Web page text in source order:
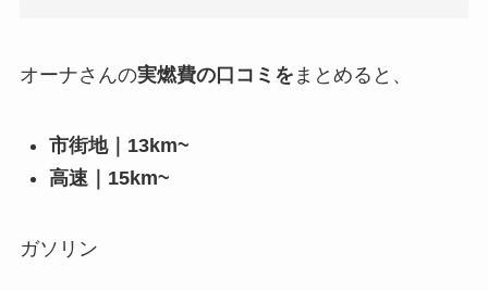
オーナさんの実燃費の口コミを まとめると、
市街地｜13km~
高速｜15km~
ガソリン